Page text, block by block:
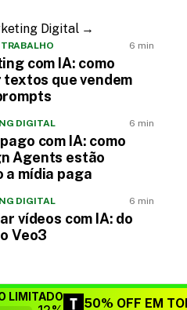
Digital →
6 min
com IA: como
textos que vendem
DIGITAL 6 min
com IA: como
Agents estão
a mídia paga
DIGITAL 6 min
vídeos com IA: do
Veo3
LIMITADO 50% OFF EM